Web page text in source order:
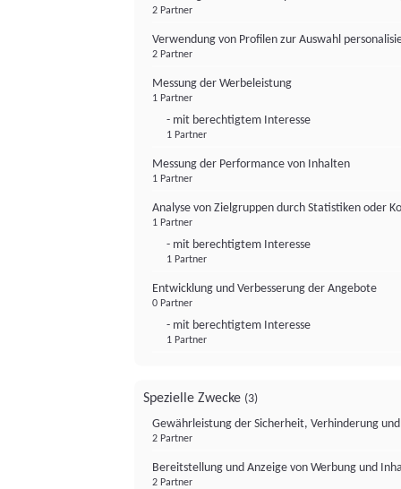
2 Partner
Verwendung von Profilen zur Auswahl
2 Partner
Messung der Werbeleistung
1 Partner
- mit berechtigtem Interesse
1 Partner
Messung der Performance von Inhalten
1 Partner
Analyse von Zielgruppen durch Statistiken oder
1 Partner
- mit berechtigtem Interesse
1 Partner
Entwicklung und Verbesserung der Angebote
0 Partner
- mit berechtigtem Interesse
1 Partner
Spezielle Zwecke (3)
Gewährleistung der Sicherheit, Verhinderung
2 Partner
Bereitstellung und Anzeige von Werbung und
2 Partner